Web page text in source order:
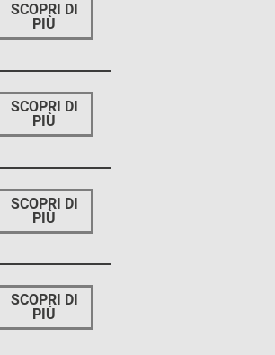
SCOPRI DI
PIÙ
SCOPRI DI
PIÙ
SCOPRI DI
PIÙ
SCOPRI DI
PIÙ